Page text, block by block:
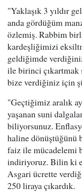
"Yaklaşık 3 yıldır
anda gördüğüm
özlemiş. Rabbim
kardeşliğimizi
geldiğimde
ile birinci çıkartmak
bize verdiğiniz için
"Geçtiğimiz aralık
yaşanan suni
biliyorsunuz.
haline dönüştüğünü
faiz ile mücadelemi
indiriyoruz. Bilin ki
Asgari ücrette
250 liraya çıkardık.